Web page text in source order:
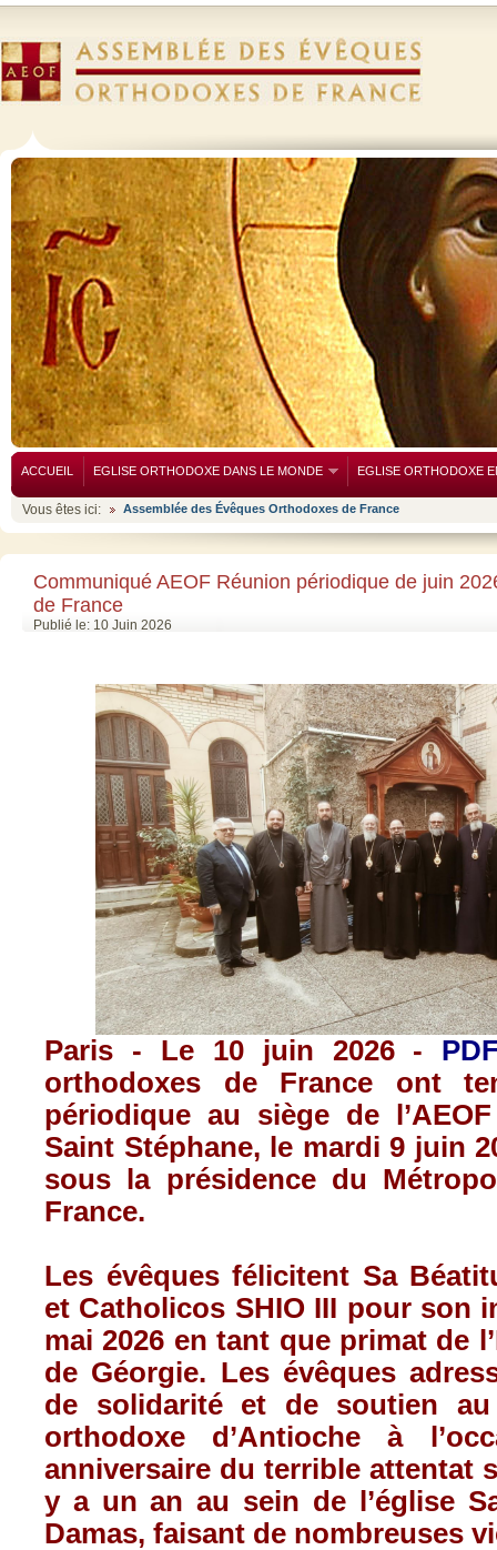
ACCUEIL EGLISE ORTHODOXE DANS LE MONDE EGLISE ORTHODOXE
Vous êtes ici: Assemblée des Évêques Orthodoxes de France
Communiqué AEOF Réunion périodique de juin
de France
Publié le: 10 Juin 2026
Paris - Le 10 juin 2026 -
orthodoxes de France ont
périodique au siège de
Saint Stéphane, le mardi 9 juin
sous la présidence du
France.
Les évêques félicitent Sa
et Catholicos SHIO III pour son
mai 2026 en tant que primat de
de Géorgie. Les évêques
de solidarité et de soutien au
orthodoxe d’Antioche à
anniversaire du terrible attentat
y a un an au sein de l’église
Damas, faisant de nombreuses